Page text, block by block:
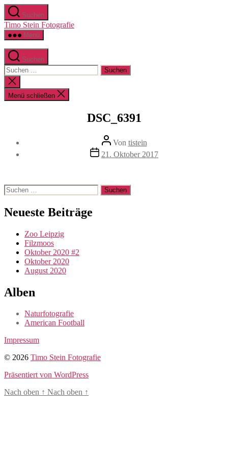
Zum
Inhalt
springen
Suchen
Timo Stein Fotografie
Menü
Suchen
Suchen
nach:
Suche
schließen
Menü schließen
DSC_6391
Beitragsautor
Von tistein
Veröffentlichungsdatum
21. Oktober 2017
Suchen
nach:
Neueste Beiträge
Zoo Leipzig
Filzmoos
Oktober 2020 #2
Oktober 2020
August 2020
Alben
Naturfotografie
American Football
Impressum
© 2026 Timo Stein Fotografie
Präsentiert von WordPress
Nach oben ↑ Nach oben ↑